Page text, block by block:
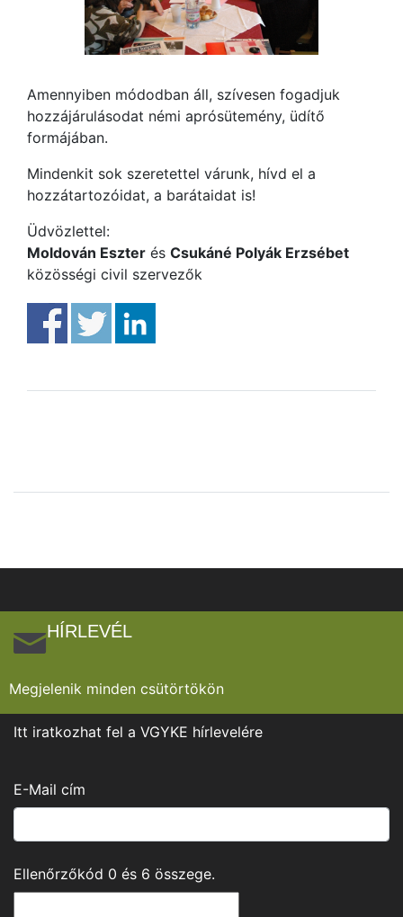
Amennyiben módodban áll, szívesen fogadjuk
hozzájárulásodat némi aprósütemény, üdítő
formájában.
Mindenkit sok szeretettel várunk, hívd el a
hozzátartozóidat, a barátaidat is!
Üdvözlettel:
Moldován Eszter és Csukáné Polyák Erzsébet
közösségi civil szervezők
HÍRLEVÉL
Megjelenik minden csütörtökön
Itt iratkozhat fel a VGYKE hírlevelére
E-Mail cím
Ellenőrzőkód 0 és 6 összege.